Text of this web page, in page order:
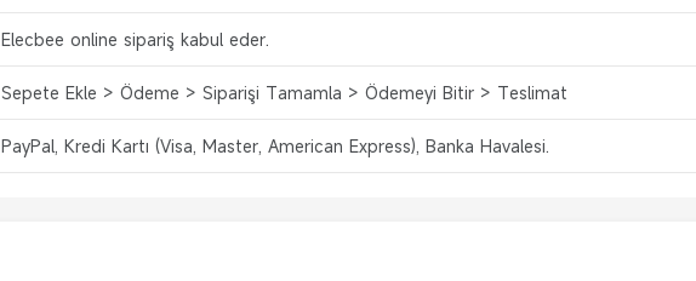
Elecbee online sipariş kabul eder.
Sepete Ekle > Ödeme > Siparişi Tamamla > Ödemeyi Bitir > Teslimat
PayPal, Kredi Kartı (Visa, Master, American Express), Banka Havalesi.